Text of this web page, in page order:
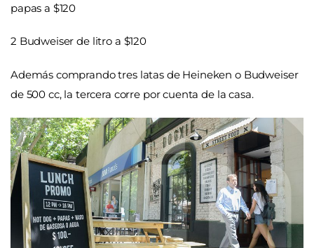
papas a $120
2 Budweiser de litro a $120
Además comprando tres latas de Heineken o Budweiser
de 500 cc, la tercera corre por cuenta de la casa.